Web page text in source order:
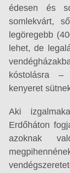
édesen és
somlekvárt,
legöregebb
lehet, de
kóstolásra –
kenyeret
Aki
Erdőháton
azoknak